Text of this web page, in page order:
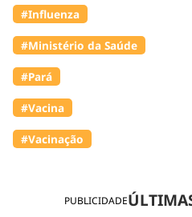
PUBLICIDADE
#Influenza
#Ministério da Saúde
#Pará
#Vacina
#Vacinação